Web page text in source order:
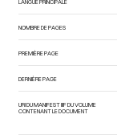
NOMBRE DE PAGES
PREMIÈRE PAGE
DERNIÈRE PAGE
URI DU MANIFEST IIIF DU VOLUME
CONTENANT LE DOCUMENT